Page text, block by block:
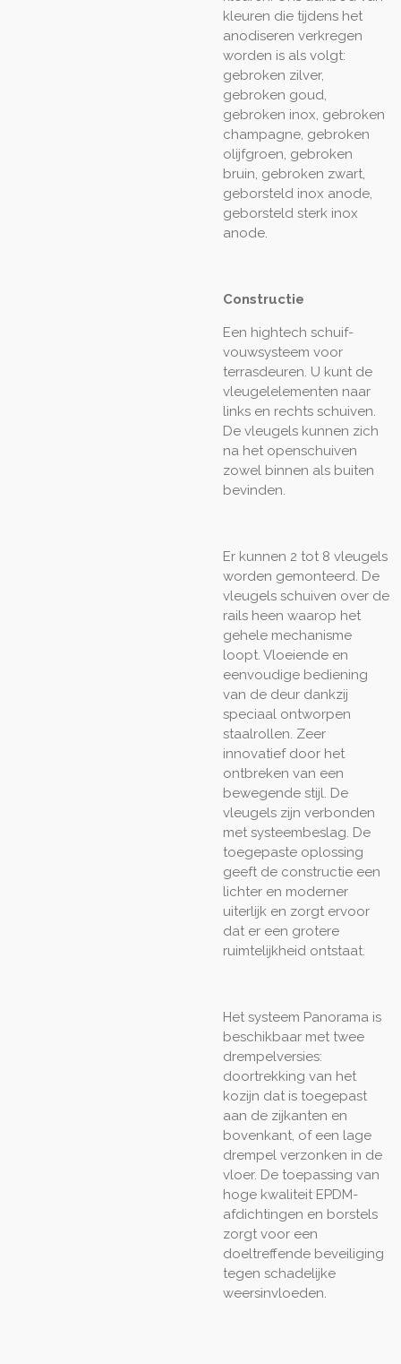
kleuren die tijdens het
anodiseren verkregen
worden is als volgt:
gebroken zilver,
gebroken goud,
gebroken inox, gebroken
champagne, gebroken
olijfgroen, gebroken
bruin, gebroken zwart,
geborsteld inox anode,
geborsteld sterk inox
anode.
Constructie
Een hightech schuif-
vouwsysteem voor
terrasdeuren. U kunt de
vleugelelementen naar
links en rechts schuiven.
De vleugels kunnen zich
na het openschuiven
zowel binnen als buiten
bevinden.
Er kunnen 2 tot 8 vleugels
worden gemonteerd. De
vleugels schuiven over de
rails heen waarop het
gehele mechanisme
loopt. Vloeiende en
eenvoudige bediening
van de deur dankzij
speciaal ontworpen
staalrollen. Zeer
innovatief door het
ontbreken van een
bewegende stijl. De
vleugels zijn verbonden
met systeembeslag. De
toegepaste oplossing
geeft de constructie een
lichter en moderner
uiterlijk en zorgt ervoor
dat er een grotere
ruimtelijkheid ontstaat.
Het systeem Panorama is
beschikbaar met twee
drempelversies:
doortrekking van het
kozijn dat is toegepast
aan de zijkanten en
bovenkant, of een lage
drempel verzonken in de
vloer. De toepassing van
hoge kwaliteit EPDM-
afdichtingen en borstels
zorgt voor een
doeltreffende beveiliging
tegen schadelijke
weersinvloeden.